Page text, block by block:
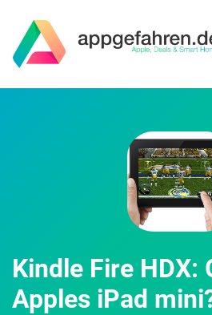
Kindle Fire HDX:
Apples iPad